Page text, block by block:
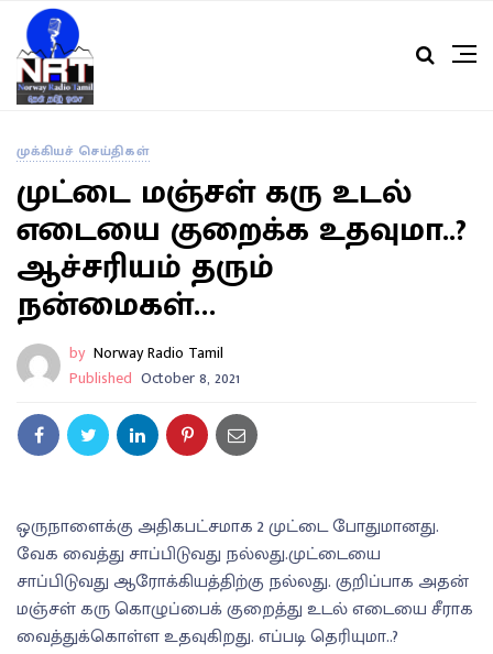
முக்கியச் செய்திகள்
முட்டை மஞ்சள் கரு உடல்
எடையை குறைக்க உதவுமா..?
ஆச்சரியம் தரும்
நன்மைகள்…
by Norway Radio Tamil
Published October 8, 2021
ஒருநாளைக்கு அதிகபட்சமாக 2 முட்டை போதுமானது.
வேக வைத்து சாப்பிடுவது நல்லது.முட்டையை
சாப்பிடுவது ஆரோக்கியத்திற்கு நல்லது. குறிப்பாக அதன்
மஞ்சள் கரு கொழுப்பைக் குறைத்து உடல் எடையை சீராக
வைத்துக்கொள்ள உதவுகிறது. எப்படி தெரியுமா..?